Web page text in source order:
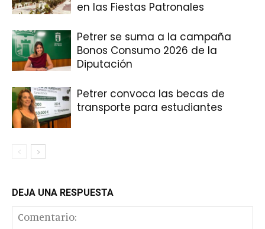
en las Fiestas Patronales
Petrer se suma a la campaña
Bonos Consumo 2026 de la
Diputación
Petrer convoca las becas de
transporte para estudiantes
DEJA UNA RESPUESTA